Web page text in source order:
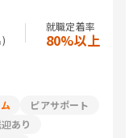
就職定着率
80%以上
ピアサポート
あり